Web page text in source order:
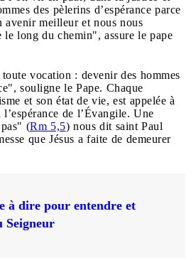
des pèlerins d’espérance parce
avenir meilleur et nous nous
le long du chemin", assure le pape
vocation : devenir des hommes
souligne le Pape. Chaque
et son état de vie, est appelée à
de l’Évangile. Une
(Rm 5,5) nous dit saint Paul
que Jésus a faite de demeurer
à dire pour entendre et
Seigneur